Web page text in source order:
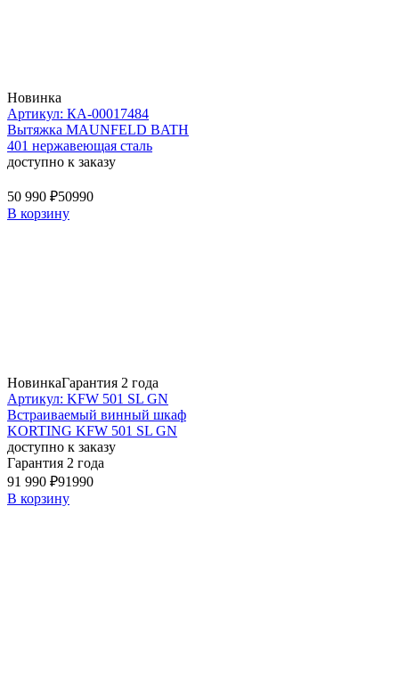
Новинка
Артикул: КА-00017484
Вытяжка MAUNFELD BATH
401 нержавеющая сталь
доступно к заказу
50 990 ₽50990
В корзину
НовинкаГарантия 2 года
Артикул: KFW 501 SL GN
Встраиваемый винный шкаф
KORTING KFW 501 SL GN
доступно к заказу
Гарантия 2 года
91 990 ₽91990
В корзину